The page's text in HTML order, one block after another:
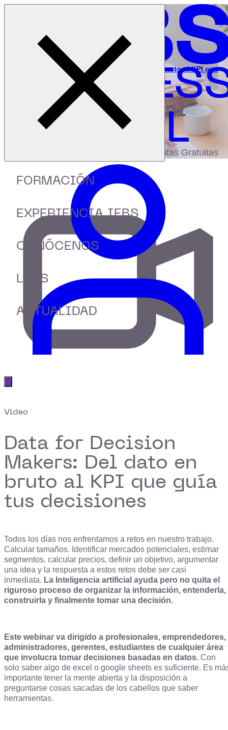
FORMACIÓN
EXPERIENCIA IEBS
CONÓCENOS
LABS
ACTUALIDAD
Inicio
Recursos
Data for Decision Makers: Del dato en bruto al KPI que
guía tus decisiones
bibliotecadigital
Accede a más de 150 Recursos, Guías,
eBooks,Plantillas, Estudios y Herramientas Gratuitas
Video
Data for Decision
Makers: Del dato en
bruto al KPI que guía
tus decisiones
Todos los días nos enfrentamos a retos en nuestro trabajo.
Calcular tamaños. Identificar mercados potenciales, estimar
segmentos, calcular precios, definir un objetivo, argumentar
una idea y la respuesta a estos retos debe ser casi
inmediata. La Inteligencia artificial ayuda pero no quita el
riguroso proceso de organizar la información, entenderla,
construirla y finalmente tomar una decisión.
Este webinar va dirigido a profesionales, emprendedores,
administradores, gerentes, estudiantes de cualquier área
que involucra tomar decisiones basadas en datos. Con
solo saber algo de excel o google sheets es suficiente. Es
importante tener la mente abierta y la disposición a
preguntarse cosas sacadas de los cabellos que saber
herramientas.